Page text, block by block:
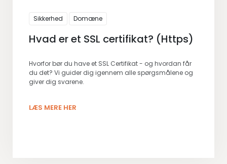
Sikkerhed Domæne
Hvad er et SSL certifikat? (Https)
Hvorfor bør du have et SSL Certifikat - og hvordan får
du det? Vi guider dig igennem alle spørgsmålene og
giver dig svarene.
LÆS MERE HER